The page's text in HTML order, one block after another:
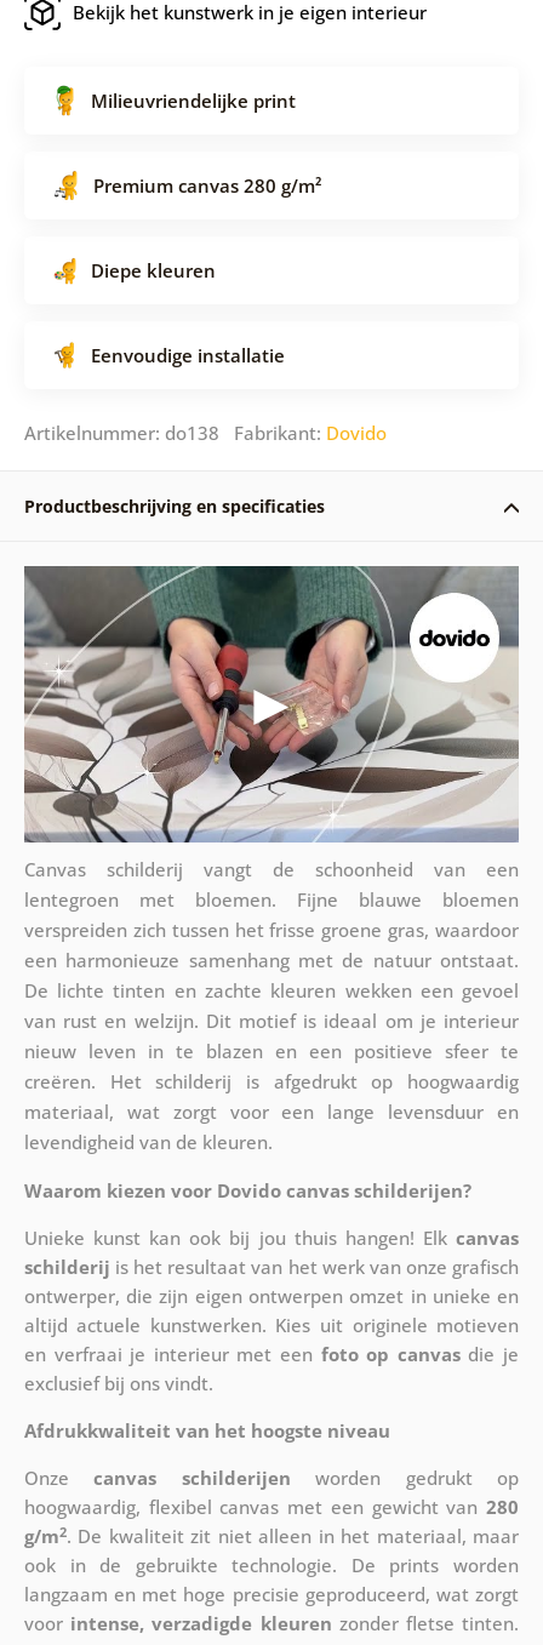
Bekijk het kunstwerk in je eigen interieur
Milieuvriendelijke print
Premium canvas 280 g/m²
Diepe kleuren
Eenvoudige installatie
Artikelnummer: do138 Fabrikant: Dovido
Productbeschrijving en specificaties
Canvas schilderij vangt de schoonheid van een
lentegroen met bloemen. Fijne blauwe bloemen
verspreiden zich tussen het frisse groene gras, waardoor
een harmonieuze samenhang met de natuur ontstaat.
De lichte tinten en zachte kleuren wekken een gevoel
van rust en welzijn. Dit motief is ideaal om je interieur
nieuw leven in te blazen en een positieve sfeer te
creëren. Het schilderij is afgedrukt op hoogwaardig
materiaal, wat zorgt voor een lange levensduur en
levendigheid van de kleuren.
Waarom kiezen voor Dovido canvas schilderijen?
Unieke kunst kan ook bij jou thuis hangen! Elkcanvas
schilderij is het resultaat van het werk van onze grafisch
ontwerper, die zijn eigen ontwerpen omzet in unieke en
altijd actuele kunstwerken. Kies uit originele motieven
en verfraai je interieur met een foto op canvasdie je
exclusief bij ons vindt.
Afdrukkwaliteit van het hoogste niveau
Onzecanvas schilderijen worden gedrukt op
hoogwaardig, flexibel canvas met een gewicht van280
g/m2. De kwaliteit zit niet alleen in het materiaal, maar
ook in de gebruikte technologie. De prints worden
langzaam en met hoge precisie geproduceerd, wat zorgt
voor intense, verzadigde kleuren zonder fletse tinten.